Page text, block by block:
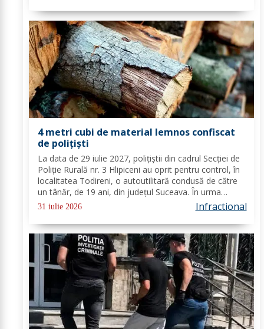
4 metri cubi de material lemnos confiscat
de polițiști
La data de 29 iulie 2027, polițiștii din cadrul Secției de
Poliție Rurală nr. 3 Hlipiceni au oprit pentru control, în
localitatea Todireni, o autoutilitară condusă de către
un tânăr, de 19 ani, din județul Suceava. În urma
verificărilor efectuate, s-a constatat faptul că acesta
31 iulie 2026 Infractional